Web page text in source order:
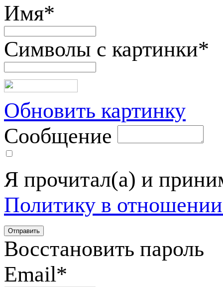
Имя*
Символы с картинки*
Обновить картинку
Сообщение
Я прочитал(а) и
Политику в
Восстановить пароль
Email*